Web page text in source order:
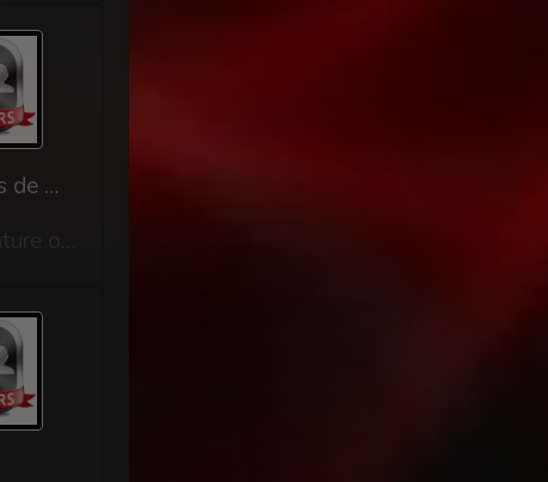
Mon voisin deviens soumis lopette et trav et moi peut-être aussi sous les ordres de ma femme